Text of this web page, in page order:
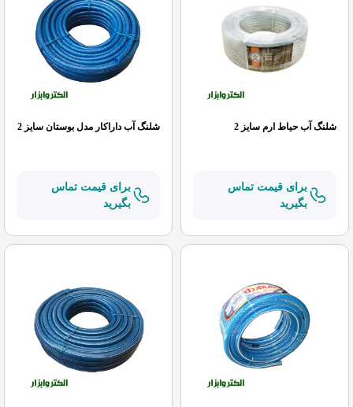
شلنگ آب حیاط ارم سایز 2
برای قیمت تماس
بگیرید
شلنگ آب داراکار مدل بوستان سایز 2
برای قیمت تماس
بگیرید